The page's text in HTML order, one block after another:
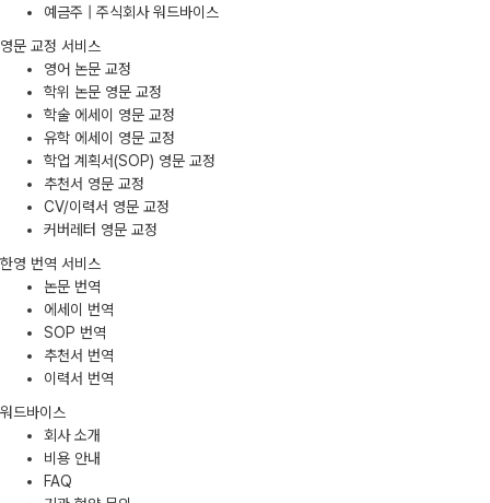
예금주 | 주식회사 워드바이스
영문 교정 서비스
영어 논문 교정
학위 논문 영문 교정
학술 에세이 영문 교정
유학 에세이 영문 교정
학업 계획서(SOP) 영문 교정
추천서 영문 교정
CV/이력서 영문 교정
커버레터 영문 교정
한영 번역 서비스
논문 번역
에세이 번역
SOP 번역
추천서 번역
이력서 번역
워드바이스
회사 소개
비용 안내
FAQ